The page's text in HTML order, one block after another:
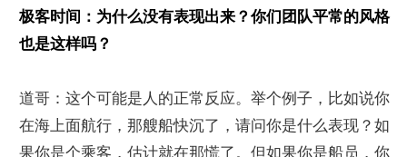
极客时间：为什么没有表现出来？你们团队平常的风格
也是这样吗？
道哥：这个可能是人的正常反应。举个例子，比如说你
在海上面航行，那艘船快沉了，请问你是什么表现？如
果你是个乘客，估计就在那慌了。但如果你是船员，你